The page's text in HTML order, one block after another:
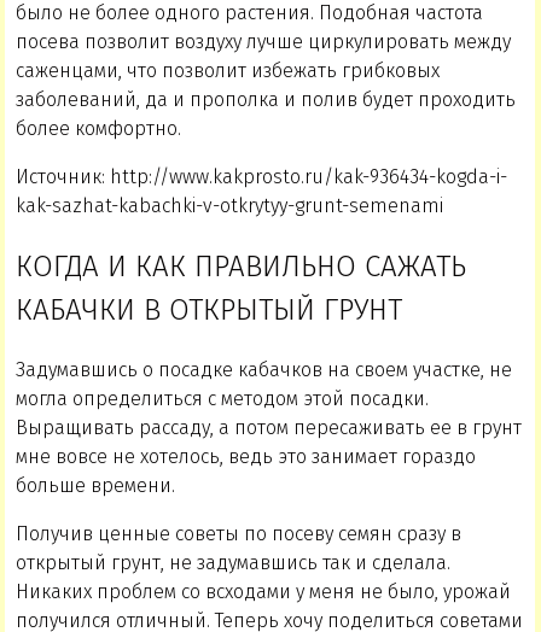
было не более одного растения. Подобная частота
посева позволит воздуху лучше циркулировать между
саженцами, что позволит избежать грибковых
заболеваний, да и прополка и полив будет проходить
более комфортно.
Источник: http://www.kakprosto.ru/kak-936434-kogda-i-
kak-sazhat-kabachki-v-otkrytyy-grunt-semenami
КОГДА И КАК ПРАВИЛЬНО САЖАТЬ
КАБАЧКИ В ОТКРЫТЫЙ ГРУНТ
Задумавшись о посадке кабачков на своем участке, не
могла определиться с методом этой посадки.
Выращивать рассаду, а потом пересаживать ее в грунт
мне вовсе не хотелось, ведь это занимает гораздо
больше времени.
Получив ценные советы по посеву семян сразу в
открытый грунт, не задумавшись так и сделала.
Никаких проблем со всходами у меня не было, урожай
получился отличный. Теперь хочу поделиться советами